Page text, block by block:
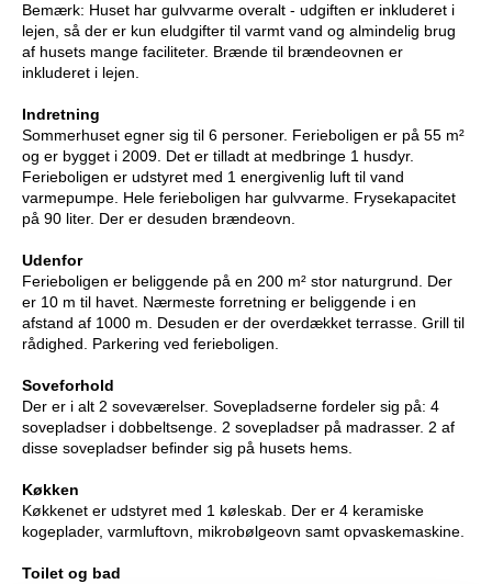
Bemærk: Huset har gulvvarme overalt - udgiften er inkluderet i
lejen, så der er kun eludgifter til varmt vand og almindelig brug
af husets mange faciliteter. Brænde til brændeovnen er
inkluderet i lejen.
Indretning
Sommerhuset egner sig til 6 personer. Ferieboligen er på 55 m²
og er bygget i 2009. Det er tilladt at medbringe 1 husdyr.
Ferieboligen er udstyret med 1 energivenlig luft til vand
varmepumpe. Hele ferieboligen har gulvvarme. Frysekapacitet
på 90 liter. Der er desuden brændeovn.
Udenfor
Ferieboligen er beliggende på en 200 m² stor naturgrund. Der
er 10 m til havet. Nærmeste forretning er beliggende i en
afstand af 1000 m. Desuden er der overdækket terrasse. Grill til
rådighed. Parkering ved ferieboligen.
Soveforhold
Der er i alt 2 soveværelser. Sovepladserne fordeler sig på: 4
sovepladser i dobbeltsenge. 2 sovepladser på madrasser. 2 af
disse sovepladser befinder sig på husets hems.
Køkken
Køkkenet er udstyret med 1 køleskab. Der er 4 keramiske
kogeplader, varmluftovn, mikrobølgeovn samt opvaskemaskine.
Toilet og bad